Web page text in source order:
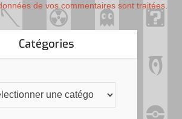
de vos commentaires sont traitées.
Catégories